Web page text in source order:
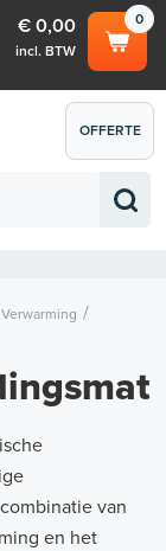
0
€ 0,00
incl. BTW
€ 0,00
OFFERTE
AANVRAGEN
van
en het